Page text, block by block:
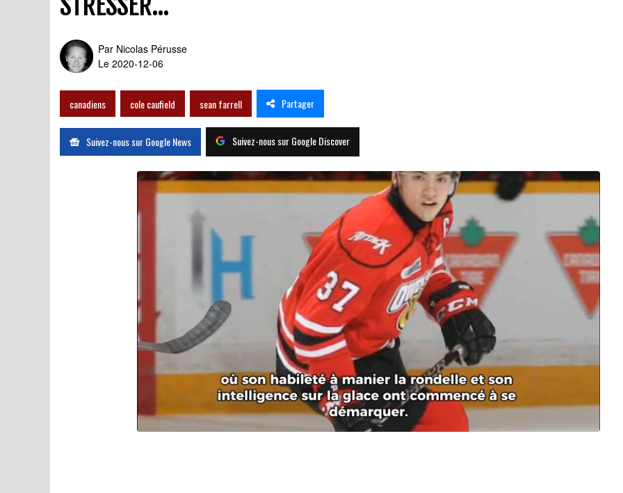
Par Nicolas Pérusse
Le 2020-12-06
canadiens cole caufield sean farrell Partager
Suivez-nous sur Google News Suivez-nous sur Google Discover